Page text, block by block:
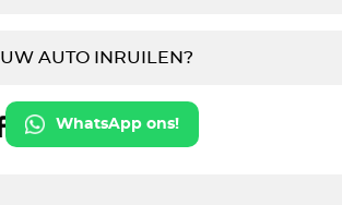
UW AUTO INRUILEN?
WhatsApp ons!